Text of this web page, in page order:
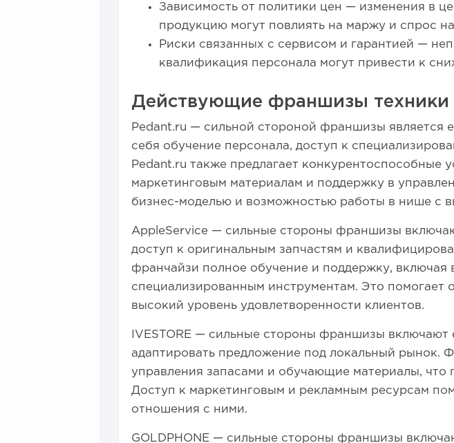
Зависимость от политики цен — изменения в
продукцию могут повлиять на маржу и спрос
Риски связанных с сервисом и гарантией —
квалификация персонала могут привести к
Действующие франшизы техники
Pedant.ru — сильной стороной франшизы является
себя обучение персонала, доступ к
Pedant.ru также предлагает конкурентоспособные
маркетинговым материалам и поддержку в
бизнес-моделью и возможностью работы в нише с
AppleService — сильные стороны франшизы
доступ к оригинальным запчастям и
франчайзи полное обучение и поддержку, включая
специализированным инструментам. Это помогает
высокий уровень удовлетворенности клиентов.
IVESTORE — сильные стороны франшизы включают
адаптировать предложение под локальный рынок.
управления запасами и обучающие материалы, что
Доступ к маркетинговым и рекламным ресурсам
отношения с ними.
GOLDPHONE — сильные стороны франшизы